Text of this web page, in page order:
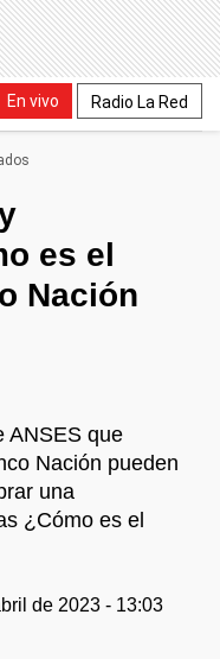
En vivo Radio La Red
es el
Nación
ANSES que
Nación pueden
una
¿Cómo es el
de 2023 - 13:03